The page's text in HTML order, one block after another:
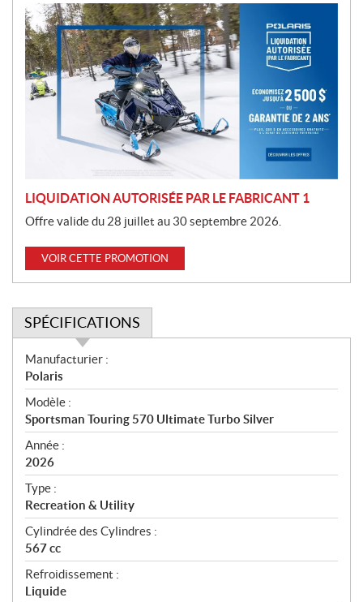
P
r
o
m
o
t
LIQUIDATION AUTORISÉE PAR LE FABRICANT 1
Offre valide du 28 juillet au 30 septembre 2026.
VOIR CETTE PROMOTION
SPÉCIFICATIONS
S
p
é
c
i
f
i
c
a
t
i
o
n
s
Manufacturier :
Polaris
Modèle :
Sportsman Touring 570 Ultimate Turbo Silver
Année :
2026
Type :
Recreation & Utility
Cylindrée des Cylindres :
567 cc
Refroidissement :
Liquide